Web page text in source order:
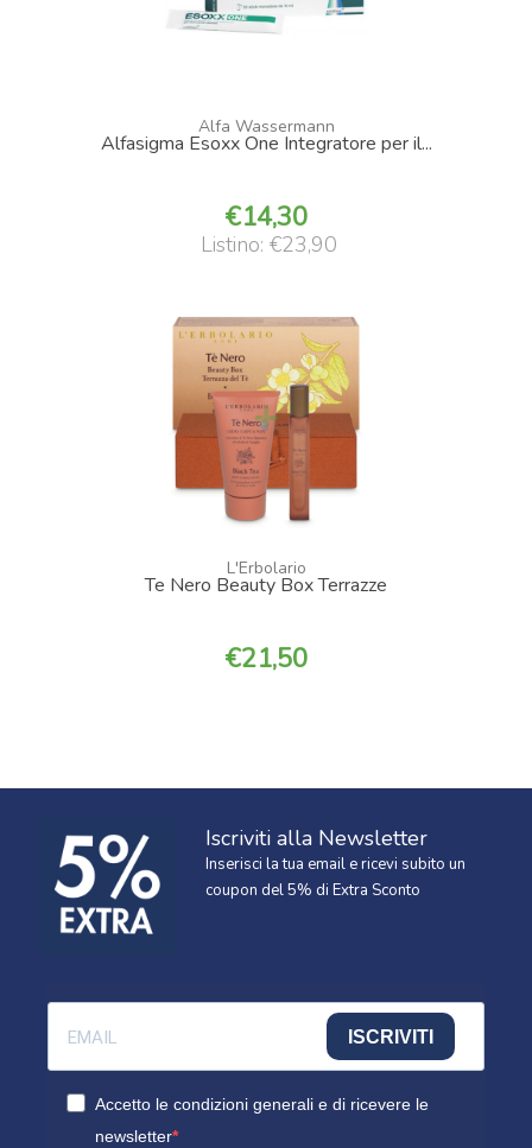
Alfa Wassermann
Alfasigma Esoxx One Integratore per il...
14,30
Listino: €23,90
L'Erbolario
Te Nero Beauty Box Terrazze
21,50
Iscriviti alla Newsletter
Inserisci la tua email e ricevi subito un
coupon del 5% di Extra Sconto
ISCRIVITI
Accetto le condizioni generali e di ricevere le
newsletter